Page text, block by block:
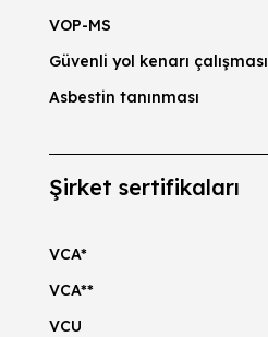
VOP-MS
Güvenli yol kenarı çalışması
Asbestin tanınması
Şirket sertifikaları
VCA*
VCA**
VCU